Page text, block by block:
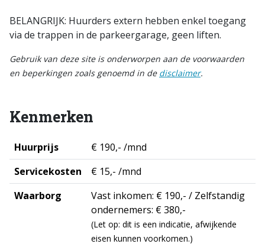
BELANGRIJK: Huurders extern hebben enkel toegang
via de trappen in de parkeergarage, geen liften.
Gebruik van deze site is onderworpen aan de voorwaarden
en beperkingen zoals genoemd in de disclaimer.
Kenmerken
Huurprijs
€ 190,- /mnd
Servicekosten
€ 15,- /mnd
Waarborg
Vast inkomen: € 190,- / Zelfstandig
ondernemers: € 380,-
(Let op: dit is een indicatie, afwijkende
eisen kunnen voorkomen.)